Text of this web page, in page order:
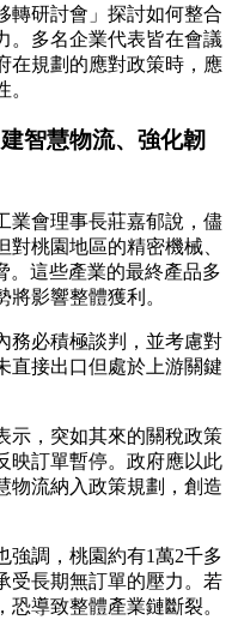
轉研討會」探討如何整合
。多名企業代表皆在會議
在規劃的應對政策時，應
智慧物流、強化韌
業會理事長莊嘉郁說，儘
桃園地區的精密機械、
。這些產業的最終產品多
影響整體獲利。
務必積極談判，並考慮對
直接出口但處於上游關鍵
示，突如其來的關稅政策
映訂單暫停。政府應以此
物流納入政策規劃，創造
強調，桃園約有1萬2千多
受長期無訂單的壓力。若
導致整體產業鏈斷裂。